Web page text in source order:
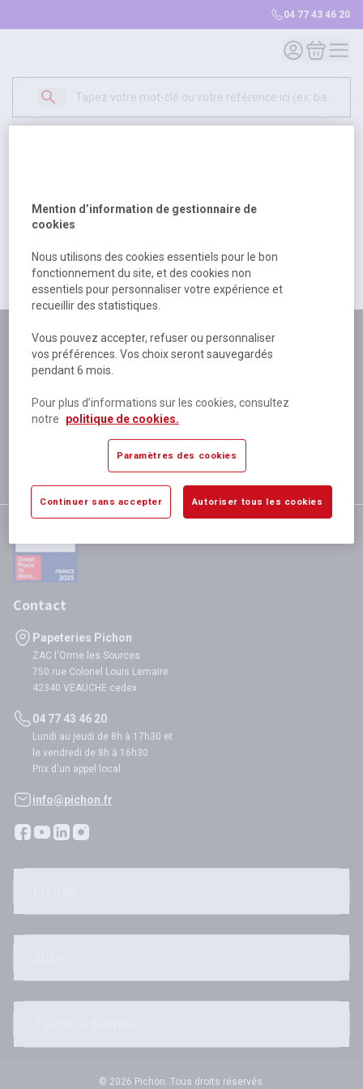
04 77 43 46 20
Mon compte
Mon
500
excuser pour la gêne occasionée.
Retour Retour à l'accueil
Plus de 180 personnes
à votre écoute
Plus de 80 000 références
disponibles
Expédition le jour même
si validation avant 12h
satisfaction totale
Contact
Papeteries Pichon
ZAC l'Orme les Sources
750 rue Colonel Louis Lemaire
42340 VEAUCHE cedex
04 77 43 46 20
Lundi au jeudi de 8h à 17h30 et
le vendredi de 8h à 16h30
Prix d'un appel local
info@pichon.fr
© 2026 Pichon. Tous droits réservés.
Mention d’information de gestionnaire de
cookies
Nous utilisons des cookies essentiels pour le bon
fonctionnement du site, et des cookies non
essentiels pour personnaliser votre expérience et
recueillir des statistiques.
Vous pouvez accepter, refuser ou personnaliser
vos préférences. Vos choix seront sauvegardés
pendant 6 mois.
Pour plus d’informations sur les cookies, consultez
notre
politique de cookies.
Paramètres des cookies
Continuer sans accepter Autoriser tous les cookies